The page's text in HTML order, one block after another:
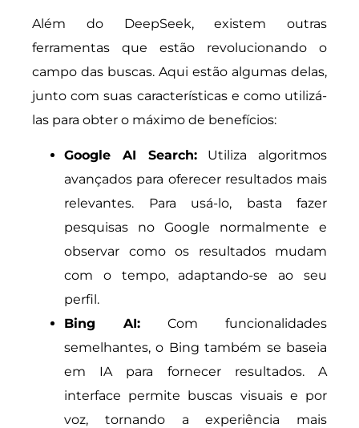
Além do DeepSeek, existem outras
ferramentas que estão revolucionando o
campo das buscas. Aqui estão algumas delas,
junto com suas características e como utilizá-
las para obter o máximo de benefícios:
Google AI Search:Utiliza algoritmos
avançados para oferecer resultados mais
relevantes. Para usá-lo, basta fazer
pesquisas no Google normalmente e
observar como os resultados mudam
com o tempo, adaptando-se ao seu
perfil.
Bing AI: Com funcionalidades
semelhantes, o Bing também se baseia
em IA para fornecer resultados. A
interface permite buscas visuais e por
voz, tornando a experiência mais